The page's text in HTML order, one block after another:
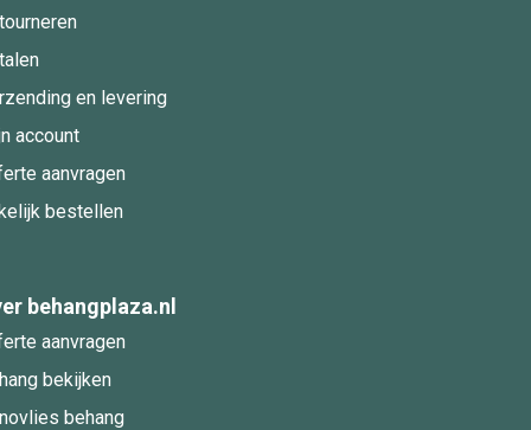
en levering
account
aanvragen
bestellen
behangplaza.nl
aanvragen
bekijken
behang